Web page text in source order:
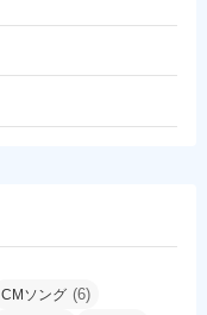
CMソング (6)